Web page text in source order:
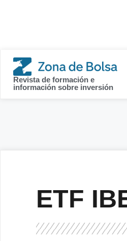
Revista de formación e
información sobre inversión
ETF